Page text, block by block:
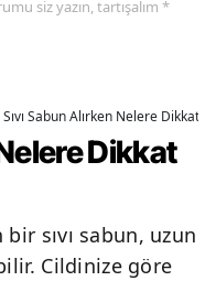
siz yazın, tartışalım *
Sıvı Sabun Alırken Nelere Dikkat
Dikkat
sıvı sabun, uzun
Cildinize göre